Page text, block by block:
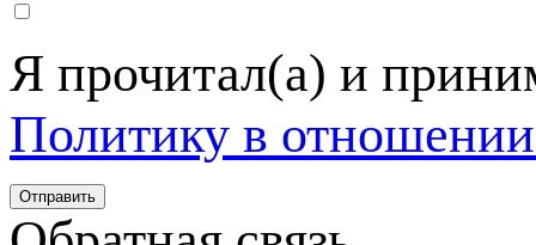
Я прочитал(а) и
Политику в